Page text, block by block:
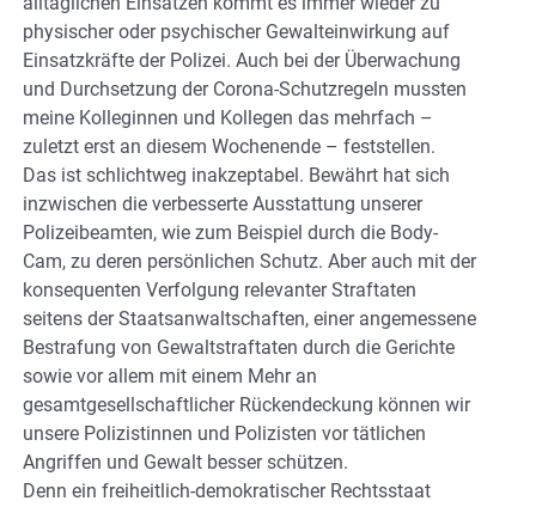
physischer oder psychischer Gewalteinwirkung auf
Einsatzkräfte der Polizei. Auch bei der Überwachung
und Durchsetzung der Corona-Schutzregeln mussten
meine Kolleginnen und Kollegen das mehrfach –
zuletzt erst an diesem Wochenende – feststellen.
Das ist schlichtweg inakzeptabel. Bewährt hat sich
inzwischen die verbesserte Ausstattung unserer
Polizeibeamten, wie zum Beispiel durch die Body-
Cam, zu deren persönlichen Schutz. Aber auch mit der
konsequenten Verfolgung relevanter Straftaten
seitens der Staatsanwaltschaften, einer angemessene
Bestrafung von Gewaltstraftaten durch die Gerichte
sowie vor allem mit einem Mehr an
gesamtgesellschaftlicher Rückendeckung können wir
unsere Polizistinnen und Polizisten vor tätlichen
Angriffen und Gewalt besser schützen.
Denn ein freiheitlich-demokratischer Rechtsstaat